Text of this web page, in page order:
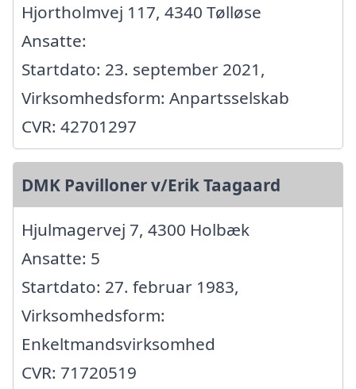
Hjortholmvej 117, 4340 Tølløse
Ansatte:
Startdato: 23. september 2021,
Virksomhedsform: Anpartsselskab
CVR: 42701297
DMK Pavilloner v/Erik Taagaard
Hjulmagervej 7, 4300 Holbæk
Ansatte: 5
Startdato: 27. februar 1983,
Virksomhedsform:
Enkeltmandsvirksomhed
CVR: 71720519